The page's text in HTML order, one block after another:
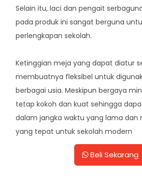
Selain itu, laci dan pengait
pada produk ini sangat berguna
perlengkapan sekolah.
Ketinggian meja yang dapat diatur
membuatnya fleksibel untuk
berbagai usia. Meskipun bergaya
tetap kokoh dan kuat sehingga
dalam jangka waktu yang lama dan
yang tepat untuk sekolah modern
Beli Sekarang